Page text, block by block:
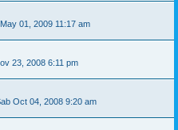
01, 2009 11:17 am
23, 2008 6:11 pm
Oct 04, 2008 9:20 am